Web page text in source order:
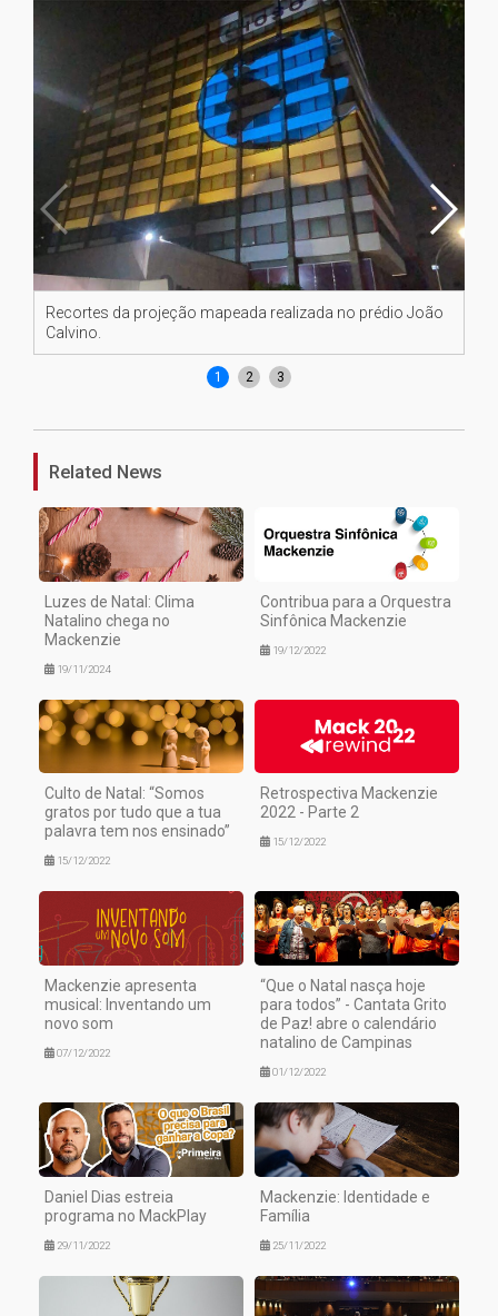
Recortes da projeção mapeada realizada no prédio João
Calvino.
1 2 3
Related News
Luzes de Natal: Clima
Natalino chega no
Mackenzie
19/11/2024
Contribua para a Orquestra
Sinfônica Mackenzie
19/12/2022
Culto de Natal: “Somos
gratos por tudo que a tua
palavra tem nos ensinado”
15/12/2022
Retrospectiva Mackenzie
2022 - Parte 2
15/12/2022
Mackenzie apresenta
musical: Inventando um
novo som
07/12/2022
“Que o Natal nasça hoje
para todos” - Cantata Grito
de Paz! abre o calendário
natalino de Campinas
01/12/2022
Daniel Dias estreia
programa no MackPlay
29/11/2022
Mackenzie: Identidade e
Família
25/11/2022